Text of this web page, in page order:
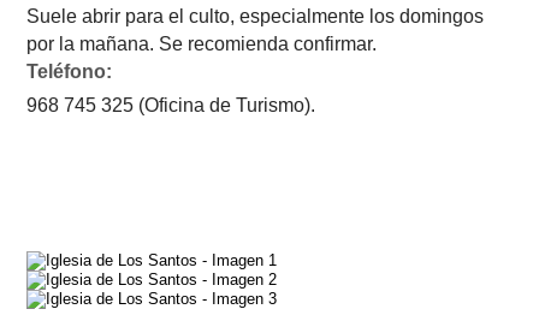
Suele abrir para el culto, especialmente los domingos
por la mañana. Se recomienda confirmar.
Teléfono:
968 745 325 (Oficina de Turismo).